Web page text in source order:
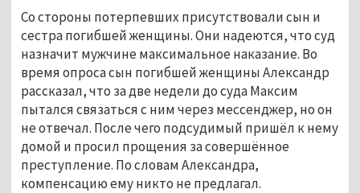
Со стороны потерпевших присутствовали сын и
сестра погибшей женщины. Они надеются, что суд
назначит мужчине максимальное наказание. Во
время опроса сын погибшей женщины Александр
рассказал, что за две недели до суда Максим
пытался связаться с ним через мессенджер, но он
не отвечал. После чего подсудимый пришёл к нему
домой и просил прощения за совершённое
преступление. По словам Александра,
компенсацию ему никто не предлагал.